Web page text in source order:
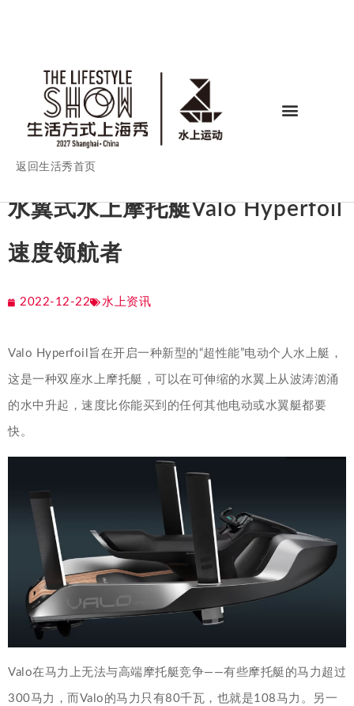
返回生活秀首页
水翼式水上摩托艇Valo Hyperfoil
速度领航者
2022-12-22 水上资讯
Valo Hyperfoil旨在开启一种新型的“超性能”电动个人水上艇，
这是一种双座水上摩托艇，可以在可伸缩的水翼上从波涛汹涌
的水中升起，速度比你能买到的任何其他电动或水翼艇都要
快。
Valo在马力上无法与高端摩托艇竞争——有些摩托艇的马力超过
300马力，而Valo的马力只有80千瓦，也就是108马力。另一